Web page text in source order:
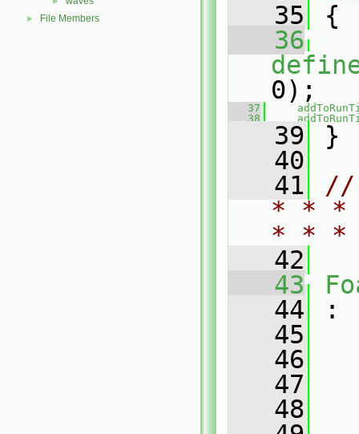
► File Members
   35
{
   36
0);
   37
   38
   39
}
   40
   41
//
* * *
* *
   42
   43
   44
:
   45
   46
   47
   48